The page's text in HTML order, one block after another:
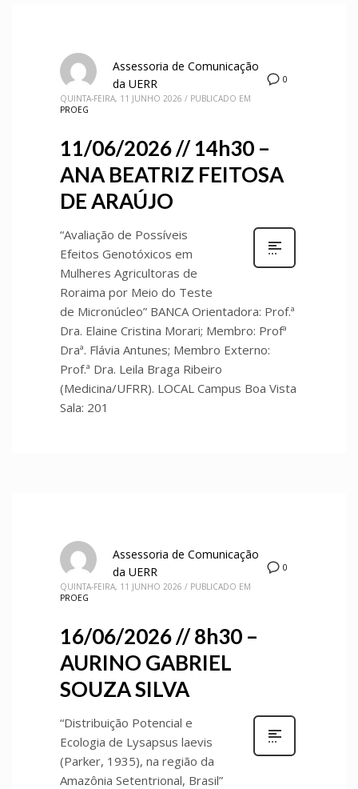
0
Assessoria de Comunicação
da UERR
QUINTA-FEIRA, 11 JUNHO 2026 / PUBLICADO EM
PROEG
11/06/2026 // 14h30 –
ANA BEATRIZ FEITOSA
DE ARAÚJO
“Avaliação de Possíveis
Efeitos Genotóxicos em
Mulheres Agricultoras de
Roraima por Meio do Teste
de Micronúcleo” BANCA Orientadora: Prof.ª
Dra. Elaine Cristina Morari; Membro: Profª
Draª. Flávia Antunes; Membro Externo:
Prof.ª Dra. Leila Braga Ribeiro
(Medicina/UFRR). LOCAL Campus Boa Vista
Sala: 201
0
Assessoria de Comunicação
da UERR
QUINTA-FEIRA, 11 JUNHO 2026 / PUBLICADO EM
PROEG
16/06/2026 // 8h30 –
AURINO GABRIEL
SOUZA SILVA
“Distribuição Potencial e
Ecologia de Lysapsus laevis
(Parker, 1935), na região da
Amazônia Setentrional, Brasil”